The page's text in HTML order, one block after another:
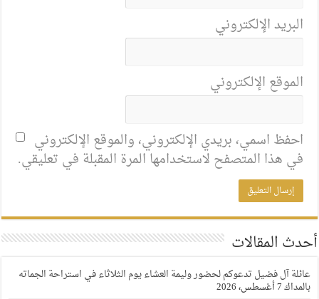
البريد الإلكتروني
الموقع الإلكتروني
احفظ اسمي، بريدي الإلكتروني، والموقع الإلكتروني
في هذا المتصفح لاستخدامها المرة المقبلة في تعليقي.
أحدث المقالات
عائلة آل فضيل تدعوكم لحضور وليمة العشاء يوم الثلاثاء في استراحة الجماته
بالمداك7 أغسطس، 2026